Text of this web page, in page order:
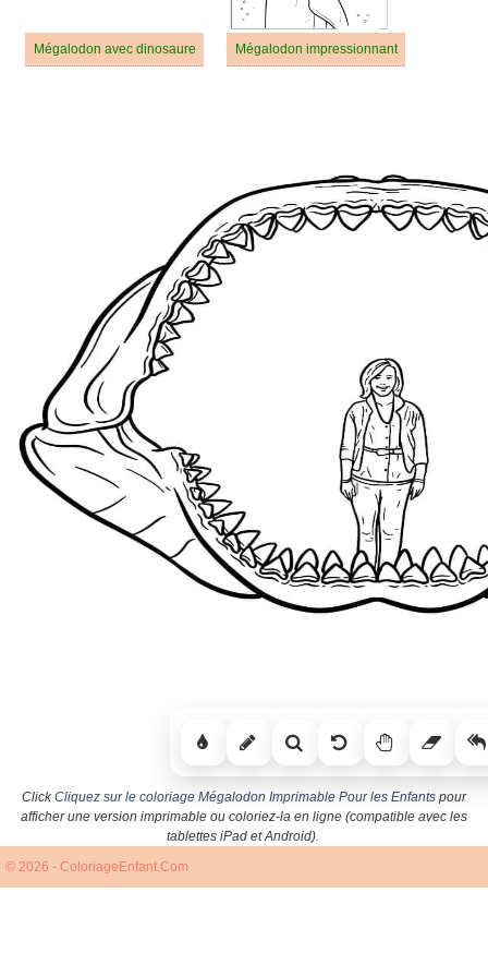
Mégalodon avec dinosaure Mégalodon impressionnant
ClickCliquez sur le coloriage Mégalodon Imprimable Pour les Enfants pour
afficher une version imprimable ou coloriez-la en ligne (compatible avec les
tablettes iPad et Android).
© 2026 - ColoriageEnfant.Com